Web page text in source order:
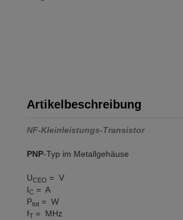
Artikelbeschreibung
NF-Kleinleistungs-Transistor
PNP-Typ im Metallgehäuse
UCEO = V
IC = A
Ptot = W
fT = MHz